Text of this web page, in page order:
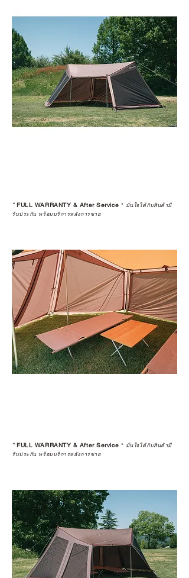
*FULL WARRANTY & After Service * มั่นใจได้กับสินค้ามี
รับประกัน พร้อมบริการหลังการขาย
*FULL WARRANTY & After Service * มั่นใจได้กับสินค้ามี
รับประกัน พร้อมบริการหลังการขาย